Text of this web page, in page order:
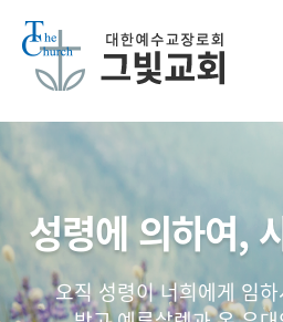
성령에 의하여,
오직 성령이 너희에게 임